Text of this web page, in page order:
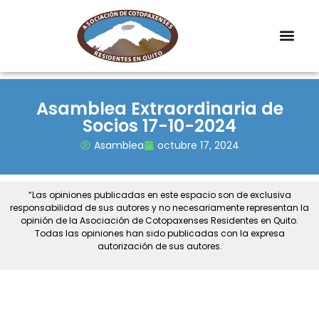
Asamblea Extraordinaria de
Socios 17-10-2024
Asamblea octubre 17, 2024
“Las opiniones publicadas en este espacio son de exclusiva
responsabilidad de sus autores y no necesariamente representan la
opinión de la Asociación de Cotopaxenses Residentes en Quito.
Todas las opiniones han sido publicadas con la expresa
autorización de sus autores.